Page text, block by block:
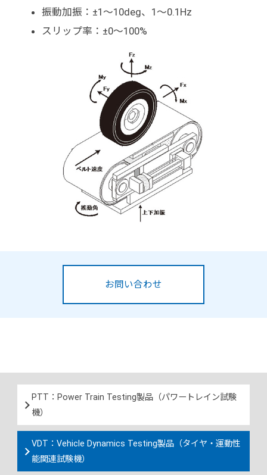
振動加振：±1～10deg、1～0.1Hz
スリップ率：±0～100%
お問い合わせ
PTT：Power Train Testing製品（パワートレイン試験
機）
VDT：Vehicle Dynamics Testing製品（タイヤ・運動性
能関連試験機）